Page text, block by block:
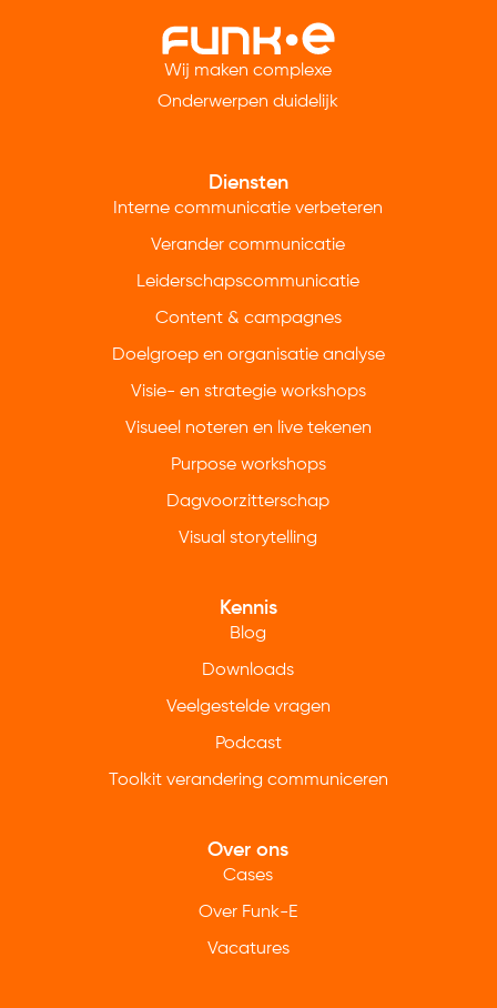
Wij maken complexe
Onderwerpen duidelijk
Diensten
Interne communicatie verbeteren
Verander communicatie
Leiderschapscommunicatie
Content & campagnes
Doelgroep en organisatie analyse
Visie- en strategie workshops
Visueel noteren en live tekenen
Purpose workshops
Dagvoorzitterschap
Visual storytelling
Kennis
Blog
Downloads
Veelgestelde vragen
Podcast
Toolkit verandering communiceren
Over ons
Cases
Over Funk-E
Vacatures